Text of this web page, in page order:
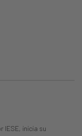
IESE, inicia su